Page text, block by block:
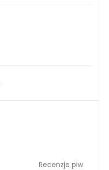
Recenzje piw